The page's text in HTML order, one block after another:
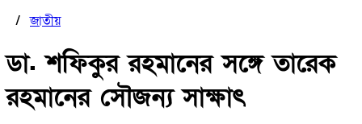
/জাতীয়
ডা. শফিকুর রহমানের সঙ্গে তারেক
রহমানের সৌজন্য সাক্ষাৎ